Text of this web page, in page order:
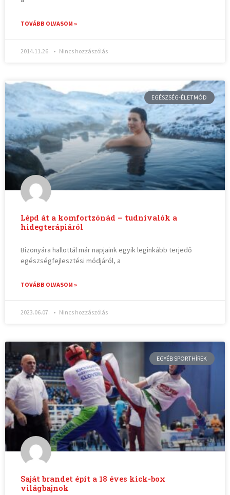
TOVÁBB OLVASOM »
2014.11.26. Nincs hozzászólás
EGÉSZSÉG-ÉLETMÓD
Lépd át a komfortzónád – tudnivalók a
hidegterápiáról
Bizonyára hallottál már napjaink egyik leginkább terjedő
egészségfejlesztési módjáról, a
TOVÁBB OLVASOM »
2023.06.07. Nincs hozzászólás
EGYÉB SPORTHÍREK
Saját brandet épít a 18 éves kick-box
világbajnok